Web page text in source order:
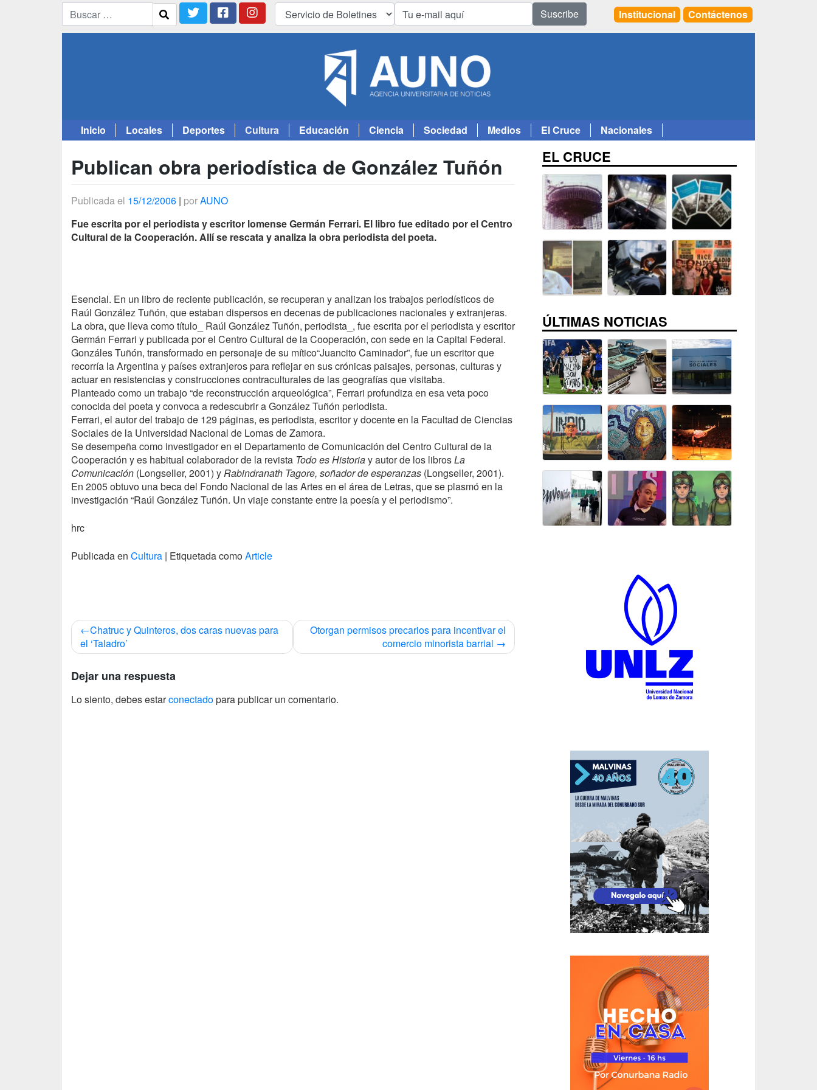
Suscribe Institucional Contáctenos
Inicio Locales Deportes Cultura Educación Ciencia Sociedad Medios El Cruce
Nacionales
Publican obra periodística de González Tuñón
Publicada el 15/12/2006 | porAUNO
Fue escrita por el periodista y escritor lomense Germán Ferrari. El libro fue editado por el Centro
Cultural de la Cooperación. Allí se rescata y analiza la obra periodista del poeta.
Esencial. En un libro de reciente publicación, se recuperan y analizan los trabajos periodísticos de
Raúl González Tuñón, que estaban dispersos en decenas de publicaciones nacionales y extranjeras.
La obra, que lleva como título_ Raúl González Tuñón, periodista_, fue escrita por el periodista y escritor
Germán Ferrari y publicada por el Centro Cultural de la Cooperación, con sede en la Capital Federal.
Gonzáles Tuñón, transformado en personaje de su mítico“Juancito Caminador”, fue un escritor que
recorría la Argentina y países extranjeros para reflejar en sus crónicas paisajes, personas, culturas y
actuar en resistencias y construcciones contraculturales de las geografías que visitaba.
Planteado como un trabajo “de reconstrucción arqueológica”, Ferrari profundiza en esa veta poco
conocida del poeta y convoca a redescubrir a González Tuñón periodista.
Ferrari, el autor del trabajo de 129 páginas, es periodista, escritor y docente en la Facultad de Ciencias
Sociales de la Universidad Nacional de Lomas de Zamora.
Se desempeña como investigador en el Departamento de Comunicación del Centro Cultural de la
Cooperación y es habitual colaborador de la revista Todo es Historiay autor de los librosLa
Comunicación (Longseller, 2001) yRabindranath Tagore, soñador de esperanzas (Longseller, 2001).
En 2005 obtuvo una beca del Fondo Nacional de las Artes en el área de Letras, que se plasmó en la
investigación “Raúl González Tuñón. Un viaje constante entre la poesía y el periodismo”.
hrc
Publicada en Cultura | Etiquetada comoArticle
Navegación
de
Chatruc y Quinteros, dos caras nuevas para
el ‘Taladro’
Otorgan permisos precarios para incentivar el
comercio minorista barrial
Dejar una respuesta
Lo siento, debes estarconectadopara publicar un comentario.
EL CRUCE
ÚLTIMAS NOTICIAS